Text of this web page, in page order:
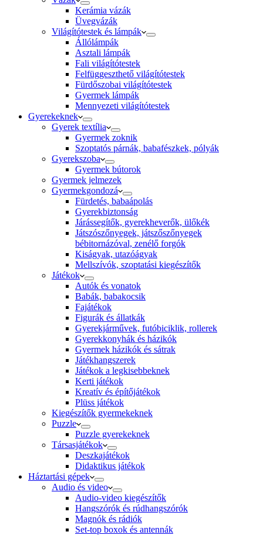
Kerámia vázák
Üvegvázák
Világítótestek és lámpák
Állólámpák
Asztali lámpák
Fali világítótestek
Felfüggeszthető világítótestek
Fürdőszobai világítótestek
Gyermek lámpák
Mennyezeti világítótestek
Gyerekeknek
Gyerek textília
Gyermek zoknik
Szoptatós párnák, babafészkek, pólyák
Gyerekszoba
Gyermek bútorok
Gyermek jelmezek
Gyermekgondozá
Fürdetés, babaápolás
Gyerekbiztonság
Járássegítők, gyerekheverők, ülőkék
Játszószőnyegek, játszőszőnyegek
bébitornázóval, zenélő forgók
Kiságyak, utazóágyak
Mellszívók, szoptatási kiegészítők
Játékok
Autók és vonatok
Babák, babakocsik
Fajátékok
Figurák és állatkák
Gyerekjárművek, futóbiciklik, rollerek
Gyerekkonyhák és házikók
Gyermek házikók és sátrak
Játékhangszerek
Játékok a legkisebbeknek
Kerti játékok
Kreatív és építőjátékok
Plüss játékok
Kiegészítők gyermekeknek
Puzzle
Puzzle gyerekeknek
Társasjátékok
Deszkajátékok
Didaktikus játékok
Háztartási gépek
Audio és video
Audio-video kiegészítők
Hangszórók és rúdhangszórók
Magnók és rádiók
Set-top boxok és antennák